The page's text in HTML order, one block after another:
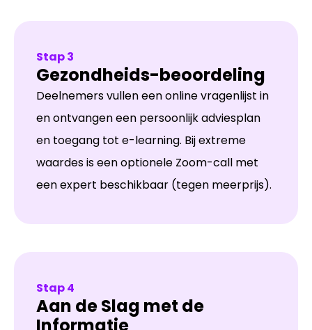
Stap 3
Gezondheids-beoordeling
Deelnemers vullen een online vragenlijst in
en ontvangen een persoonlijk adviesplan
en toegang tot e-learning. Bij extreme
waardes is een optionele Zoom-call met
een expert beschikbaar (tegen meerprijs).
Stap 4
Aan de Slag met de